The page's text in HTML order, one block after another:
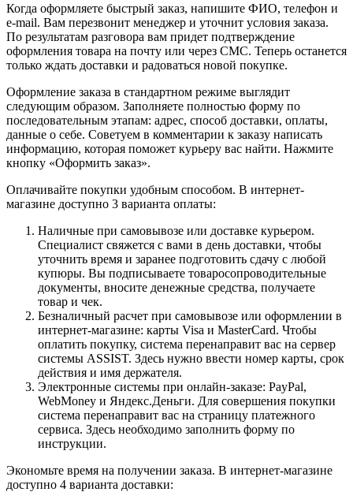
Когда оформляете быстрый заказ, напишите ФИО, телефон и
e-mail. Вам перезвонит менеджер и уточнит условия заказа.
По результатам разговора вам придет подтверждение
оформления товара на почту или через СМС. Теперь останется
только ждать доставки и радоваться новой покупке.
Оформление заказа в стандартном режиме выглядит
следующим образом. Заполняете полностью форму по
последовательным этапам: адрес, способ доставки, оплаты,
данные о себе. Советуем в комментарии к заказу написать
информацию, которая поможет курьеру вас найти. Нажмите
кнопку «Оформить заказ».
Оплачивайте покупки удобным способом. В интернет-
магазине доступно 3 варианта оплаты:
Наличные при самовывозе или доставке курьером.
Специалист свяжется с вами в день доставки, чтобы
уточнить время и заранее подготовить сдачу с любой
купюры. Вы подписываете товаросопроводительные
документы, вносите денежные средства, получаете
товар и чек.
Безналичный расчет при самовывозе или оформлении в
интернет-магазине: карты Visa и MasterCard. Чтобы
оплатить покупку, система перенаправит вас на сервер
системы ASSIST. Здесь нужно ввести номер карты, срок
действия и имя держателя.
Электронные системы при онлайн-заказе: PayPal,
WebMoney и Яндекс.Деньги. Для совершения покупки
система перенаправит вас на страницу платежного
сервиса. Здесь необходимо заполнить форму по
инструкции.
Экономьте время на получении заказа. В интернет-магазине
доступно 4 варианта доставки: